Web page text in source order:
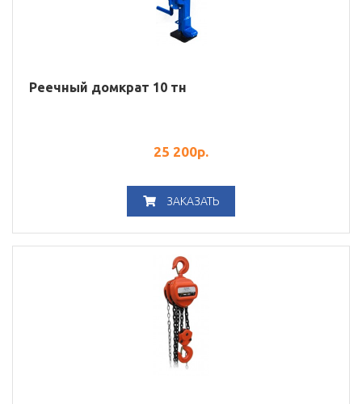
Реечный домкрат 10 тн
25 200р.
ЗАКАЗАТЬ